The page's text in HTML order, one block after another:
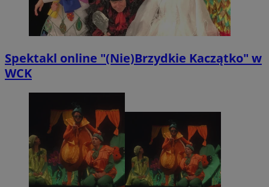
Spektakl online "(Nie)Brzydkie Kaczątko" w
WCK